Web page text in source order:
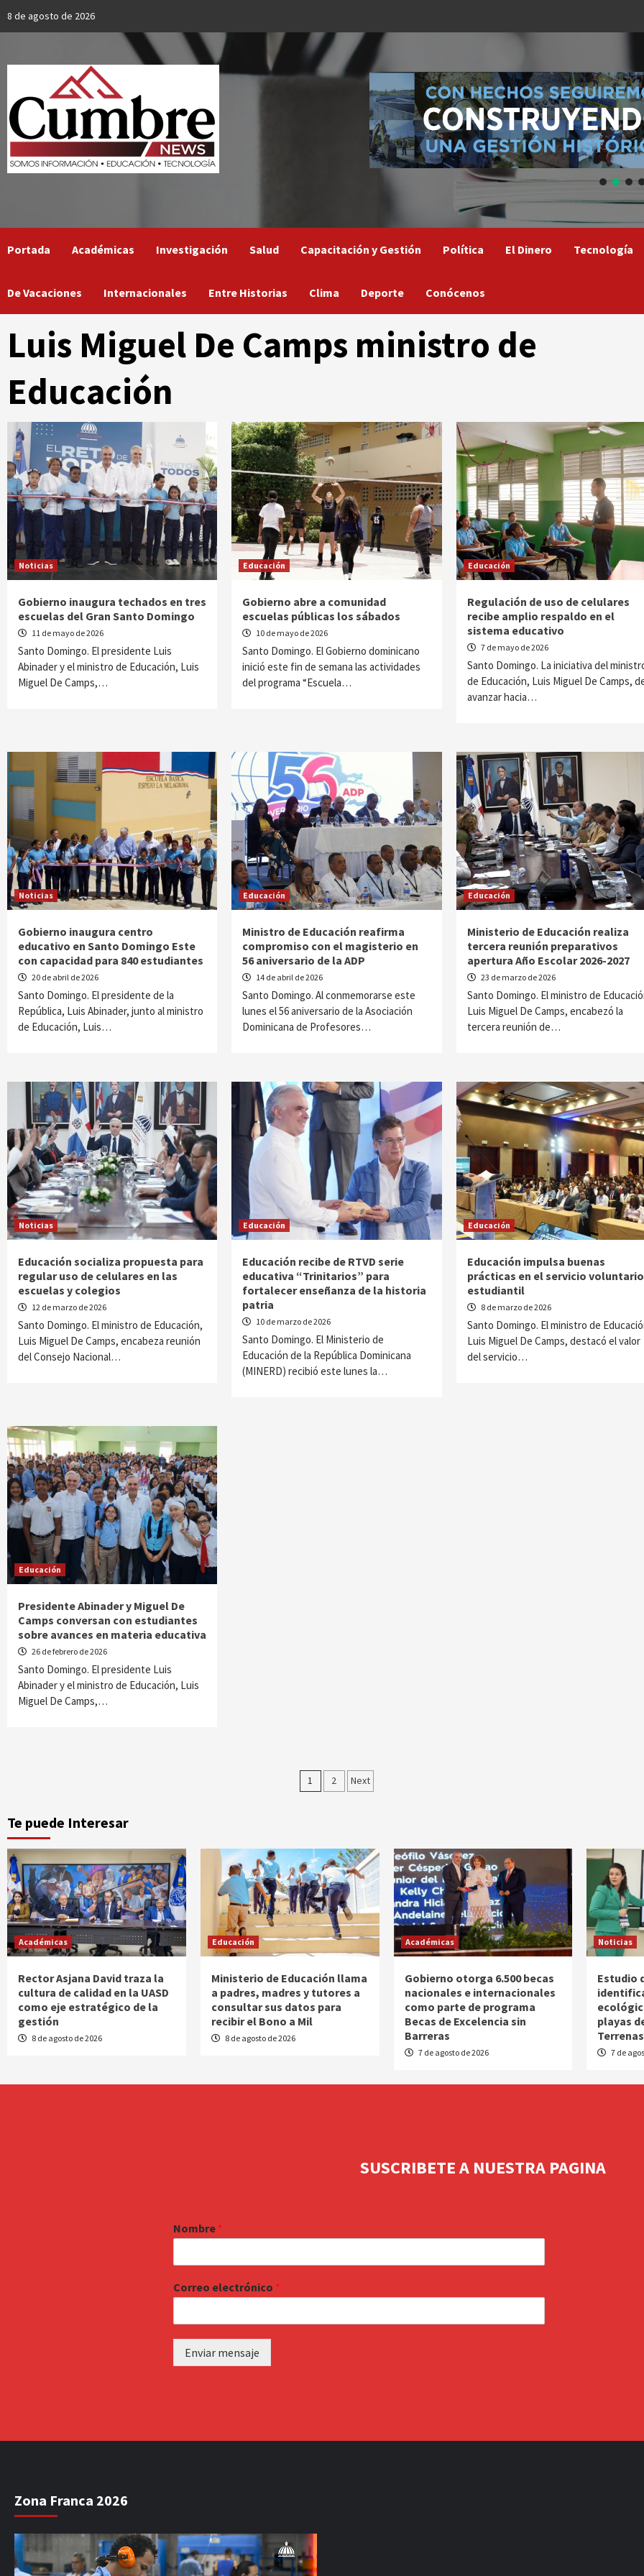
8 de agosto de 2026
Portada Académicas Investigación Salud Capacitación y Gestión Política El Dinero Tecnología
De Vacaciones Internacionales Entre Historias Clima Deporte Conócenos
Luis Miguel De Camps ministro de
Educación
Noticias
Gobierno inaugura techados en tres
escuelas del Gran Santo Domingo
11 de mayo de 2026
Santo Domingo. El presidente Luis
Abinader y el ministro de Educación, Luis
Miguel De Camps,…
Educación
Gobierno abre a comunidad
escuelas públicas los sábados
10 de mayo de 2026
Santo Domingo. El Gobierno dominicano
inició este fin de semana las actividades
del programa “Escuela…
Educación
Regulación de uso de celulares
recibe amplio respaldo en el
sistema educativo
7 de mayo de 2026
Santo Domingo. La iniciativa del
de Educación, Luis Miguel De Camps,
avanzar hacia…
Noticias
Gobierno inaugura centro
educativo en Santo Domingo Este
con capacidad para 840 estudiantes
20 de abril de 2026
Santo Domingo. El presidente de la
República, Luis Abinader, junto al ministro
de Educación, Luis…
Educación
Ministro de Educación reafirma
compromiso con el magisterio en
56 aniversario de la ADP
14 de abril de 2026
Santo Domingo. Al conmemorarse este
lunes el 56 aniversario de la Asociación
Dominicana de Profesores…
Educación
Ministerio de Educación realiza
tercera reunión preparativos
apertura Año Escolar 2026-2027
23 de marzo de 2026
Santo Domingo. El ministro de
Luis Miguel De Camps, encabezó la
tercera reunión de…
Noticias
Educación socializa propuesta para
regular uso de celulares en las
escuelas y colegios
12 de marzo de 2026
Santo Domingo. El ministro de Educación,
Luis Miguel De Camps, encabeza reunión
del Consejo Nacional…
Educación
Educación recibe de RTVD serie
educativa “Trinitarios” para
fortalecer enseñanza de la historia
patria
10 de marzo de 2026
Santo Domingo. El Ministerio de
Educación de la República Dominicana
(MINERD) recibió este lunes la…
Educación
Educación impulsa buenas
prácticas en el servicio voluntario
estudiantil
8 de marzo de 2026
Santo Domingo. El ministro de
Luis Miguel De Camps, destacó el valor
del servicio…
Educación
Presidente Abinader y Miguel De
Camps conversan con estudiantes
sobre avances en materia educativa
26 de febrero de 2026
Santo Domingo. El presidente Luis
Abinader y el ministro de Educación, Luis
Miguel De Camps,…
Paginación
1 2 Next
Te puede Interesar
Académicas
Rector Asjana David traza la
cultura de calidad en la UASD
como eje estratégico de la
gestión
8 de agosto de 2026
Educación
Ministerio de Educación llama
a padres, madres y tutores a
consultar sus datos para
recibir el Bono a Mil
8 de agosto de 2026
Académicas
Gobierno otorga 6.500 becas
nacionales e internacionales
como parte de programa
Becas de Excelencia sin
Barreras
7 de agosto de 2026
Noticias
Estudio
playas
Terrenas
7 de
SUSCRIBETE A NUESTRA PAGINA
Nombre *
Correo electrónico *
Enviar mensaje
Zona Franca 2026
Reproductor
de